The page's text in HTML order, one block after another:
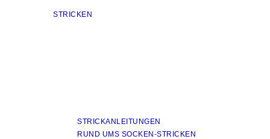
STRICKEN
STRICKANLEITUNGEN
RUND UMS SOCKEN-STRICKEN